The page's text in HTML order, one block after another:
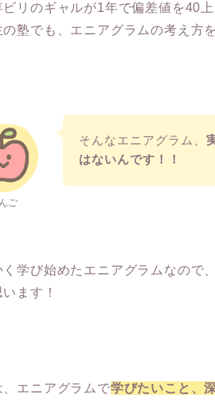
ビリのギャルが1年で偏差値を40
の塾でも、エニアグラムの考え方
ご
そんなエニアグラム、
はないんです！！
く学び始めたエニアグラムなので
ます！
、エニアグラムで学びたいこと、